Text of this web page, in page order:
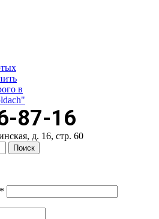
87-16
д. 16, стр. 60
Поиск
*